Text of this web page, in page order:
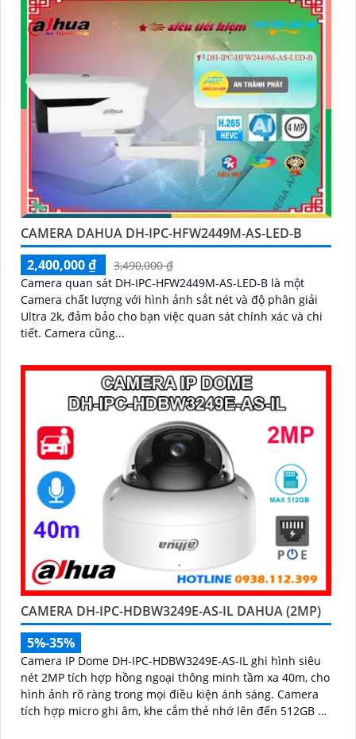
CAMERA DAHUA DH-IPC-HFW2449M-AS-LED-B
2,400,000 ₫
3,490,000 ₫
Camera quan sát DH-IPC-HFW2449M-AS-LED-B là một
Camera chất lượng với hình ảnh sắt nét và độ phân giải
Ultra 2k, đảm bảo cho bạn việc quan sát chính xác và chi
tiết. Camera cũng...
CAMERA DH-IPC-HDBW3249E-AS-IL DAHUA (2MP)
5%-35%
Camera IP Dome DH-IPC-HDBW3249E-AS-IL ghi hình siêu
nét 2MP tích hợp hồng ngoại thông minh tầm xa 40m, cho
hình ảnh rõ ràng trong mọi điều kiện ánh sáng. Camera
tích hợp micro ghi âm, khe cắm thẻ nhớ lên đến 512GB và